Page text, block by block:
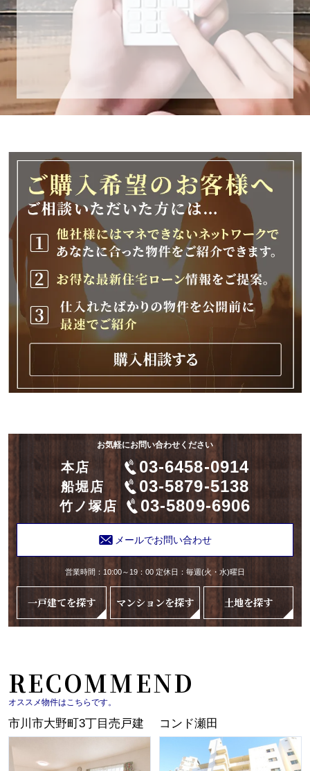
平素は格別のご愛顧を賜り、誠にありがとうご
下記期間を年末年始休業とさせて頂きます。
2025年12月25日(木)～2026年1月8日(木)
2026年1月9日(金)以降、順次対応させて頂きま
す。
ご不便をおかけいたしますが、何卒ご理解の程
よろしくお願いいたします。
お気軽にお問い合わせください
本店 03-6458-0914
船堀店 03-5879-5138
竹ノ塚店 03-5809-6906
メールでお問い合わせ
営業時間：10:00～19：00 定休日：毎週(火・水)曜日
一戸建てを探す マンションを探す 土地を探す
RECOMMEND
オススメ物件はこちらです。
市川市大野町3丁目売戸建 コンド瀬田